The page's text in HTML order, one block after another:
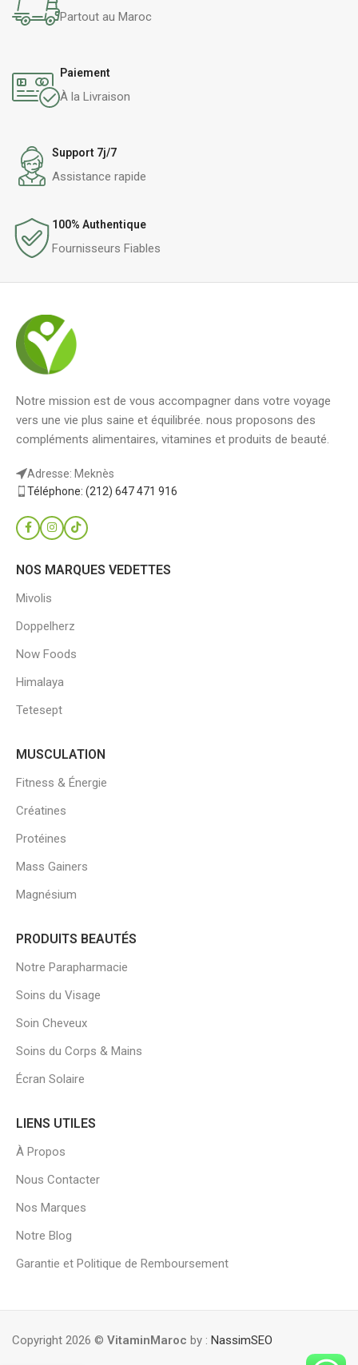
Partout au Maroc
Paiement
À la Livraison
Support 7j/7
Assistance rapide
100% Authentique
Fournisseurs Fiables
Notre mission est de vous accompagner dans votre voyage
vers une vie plus saine et équilibrée. nous proposons des
compléments alimentaires, vitamines et produits de beauté.
Adresse: Meknès
Téléphone: (212) 647 471 916
NOS MARQUES VEDETTES
Mivolis
Doppelherz
Now Foods
Himalaya
Tetesept
MUSCULATION
Fitness & Énergie
Créatines
Protéines
Mass Gainers
Magnésium
PRODUITS BEAUTÉS
Notre Parapharmacie
Soins du Visage
Soin Cheveux
Soins du Corps & Mains
Écran Solaire
LIENS UTILES
À Propos
Nous Contacter
Nos Marques
Notre Blog
Garantie et Politique de Remboursement
Copyright 2026 © VitaminMaroc by : NassimSEO